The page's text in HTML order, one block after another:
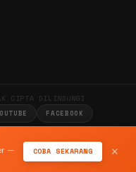
—
COBA SEKARANG ✕
CIPTA DILINDUNGI
FACEBOOK